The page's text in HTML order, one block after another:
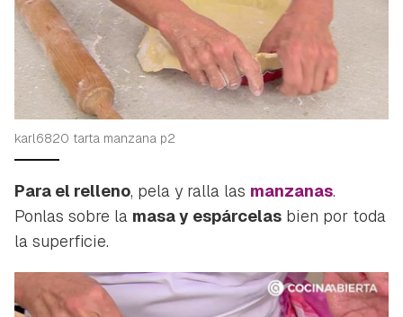
Guardar como favorito
Para poder guardar como favorito, primero has de
iniciar sesión con tu cuenta de Hogarmanía.
INICIAR SESIÓN CANCELAR
karl6820 tarta manzana p2
Para el relleno, pela y ralla las manzanas.
Ponlas sobre la masa y espárcelas bien por toda
la superficie.
Contenido enviado
ACEPTAR